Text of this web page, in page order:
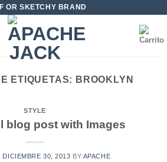
OR SKETCHY BRAND
ETIQUETAS: BROOKLYN
STYLE
blog post with Images
DICIEMBRE 30, 2013 BY APACHE